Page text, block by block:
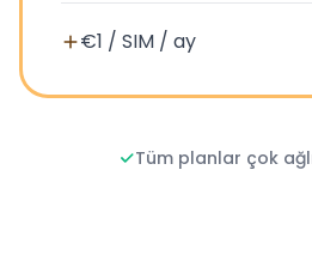
€1 / SIM / ay
Tüm planlar çok